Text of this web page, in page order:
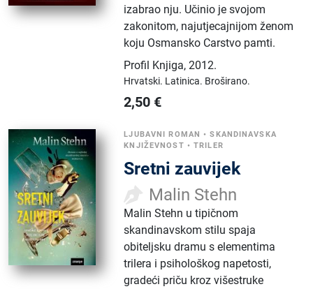
izabrao nju. Učinio je svojom
zakonitom, najutjecajnijom ženom
koju Osmansko Carstvo pamti.
Profil Knjiga,2012.
Hrvatski. Latinica. Broširano.
2,50 €
LJUBAVNI ROMAN •SKANDINAVSKA
KNJIŽEVNOST •TRILER
Sretni zauvijek
Malin Stehn
Malin Stehn u tipičnom
skandinavskom stilu spaja
obiteljsku dramu s elementima
trilera i psihološkog napetosti,
gradeći priču kroz višestruke